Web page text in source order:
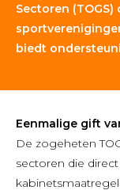
Sectoren
biedt
Eenmalige gift
De zogeheten
sectoren die